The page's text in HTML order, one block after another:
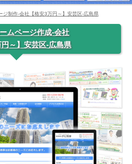
ジ制作-会社【格安3万円～】安芸区-広島県
ムページ作成-会社
円～】安芸区-広島県